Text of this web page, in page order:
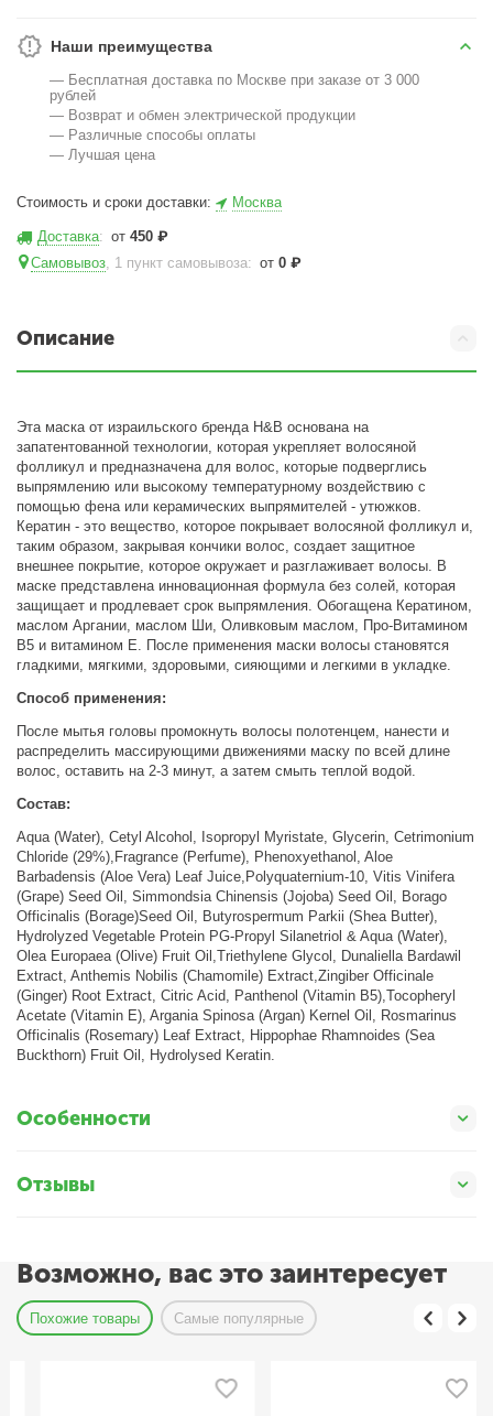
Наши преимущества
— Бесплатная доставка по Москве при заказе от 3 000
рублей
— Возврат и обмен электрической продукции
— Различные способы оплаты
— Лучшая цена
Стоимость и сроки доставки: Москва
Доставка: от450 ₽
Самовывоз, 1 пункт самовывоза: от0 ₽
Описание
Эта маска от израильского бренда H&B основана на
запатентованной технологии, которая укрепляет волосяной
фолликул и предназначена для волос, которые подверглись
выпрямлению или высокому температурному воздействию с
помощью фена или керамических выпрямителей - утюжков.
Кератин - это вещество, которое покрывает волосяной фолликул и,
таким образом, закрывая кончики волос, создает защитное
внешнее покрытие, которое окружает и разглаживает волосы. В
маске представлена инновационная формула без солей, которая
защищает и продлевает срок выпрямления. Обогащена Кератином,
маслом Аргании, маслом Ши, Оливковым маслом, Про-Витамином
В5 и витамином Е. После применения маски волосы становятся
гладкими, мягкими, здоровыми, сияющими и легкими в укладке.
Способ применения:
После мытья головы промокнуть волосы полотенцем, нанести и
распределить массирующими движениями маску по всей длине
волос, оставить на 2-3 минут, а затем смыть теплой водой.
Состав:
Aqua (Water), Cetyl Alcohol, Isopropyl Myristate, Glycerin, Cetrimonium
Chloride (29%),Fragrance (Perfume), Phenoxyethanol, Aloe
Barbadensis (Aloe Vera) Leaf Juice,Polyquaternium-10, Vitis Vinifera
(Grape) Seed Oil, Simmondsia Chinensis (Jojoba) Seed Oil, Borago
Officinalis (Borage)Seed Oil, Butyrospermum Parkii (Shea Butter),
Hydrolyzed Vegetable Protein PG-Propyl Silanetriol & Aqua (Water),
Olea Europaea (Olive) Fruit Oil,Triethylene Glycol, Dunaliella Bardawil
Extract, Anthemis Nobilis (Chamomile) Extract,Zingiber Officinale
(Ginger) Root Extract, Citric Acid, Panthenol (Vitamin B5),Tocopheryl
Acetate (Vitamin E), Argania Spinosa (Argan) Kernel Oil, Rosmarinus
Officinalis (Rosemary) Leaf Extract, Hippophae Rhamnoides (Sea
Buckthorn) Fruit Oil, Hydrolysed Keratin.
Особенности
Отзывы
Возможно, вас это заинтересует
Похожие товары Самые популярные